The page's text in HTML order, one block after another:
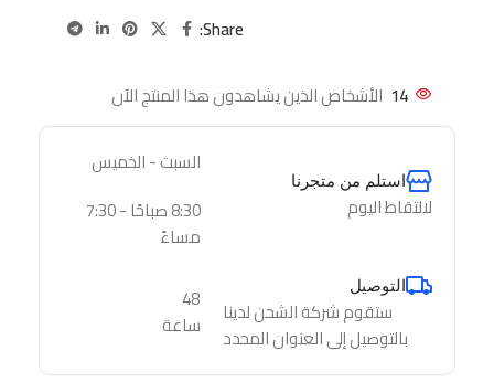
Share:
14 الأشخاص الذين يشاهدون هذا المنتج الآن
استلم من متجرنا
لالتقاط اليوم
السبت - الخميس
8:30 صباحًا - 7:30
مساءً
التوصيل
ستقوم شركة الشحن لدينا
بالتوصيل إلى العنوان المحدد
48
ساعة